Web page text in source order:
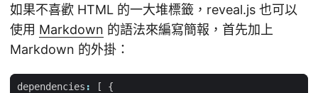
如果不喜歡 HTML 的一大堆標籤，reveal.js 也可以
使用 Markdown 的語法來編寫簡報，首先加上
Markdown 的外掛：
dependencies : [
{